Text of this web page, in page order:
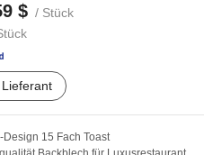
$ / Stück
Design 15 Fach Toast